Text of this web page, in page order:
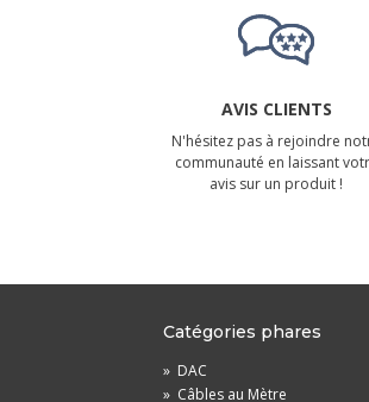
AVIS CLIENTS
N'hésitez pas à rejoindre
communauté en laissant
avis sur un produit !
Catégories phares
» DAC
» Câbles au Mètre